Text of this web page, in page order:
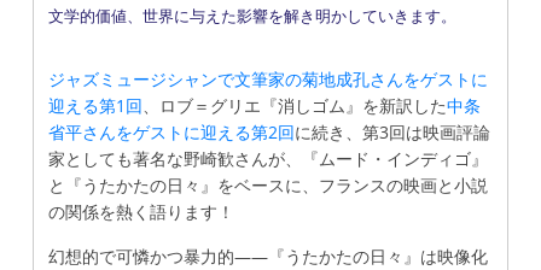
文学的価値、世界に与えた影響を解き明かしていきます。
ジャズミュージシャンで文筆家の菊地成孔さんをゲストに
迎える第1回、ロブ＝グリエ『消しゴム』を新訳した中条
省平さんをゲストに迎える第2回に続き、第3回は映画評論
家としても著名な野崎歓さんが、『ムード・インディゴ』
と『うたかたの日々』をベースに、フランスの映画と小説
の関係を熱く語ります！
幻想的で可憐かつ暴力的――『うたかたの日々』は映像化